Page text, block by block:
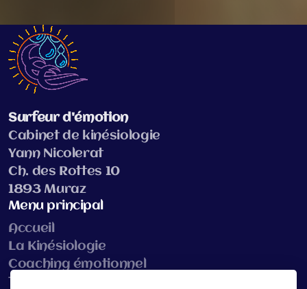
Surfeur d'émotion
Cabinet de kinésiologie
Yann Nicolerat
Ch. des Rottes 10
1893 Muraz
Menu principal
Accueil
La Kinésiologie
Coaching émotionnel
Tarif